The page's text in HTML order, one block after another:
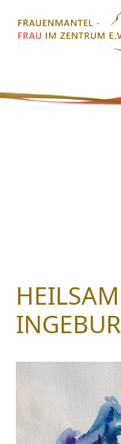
Inhalt